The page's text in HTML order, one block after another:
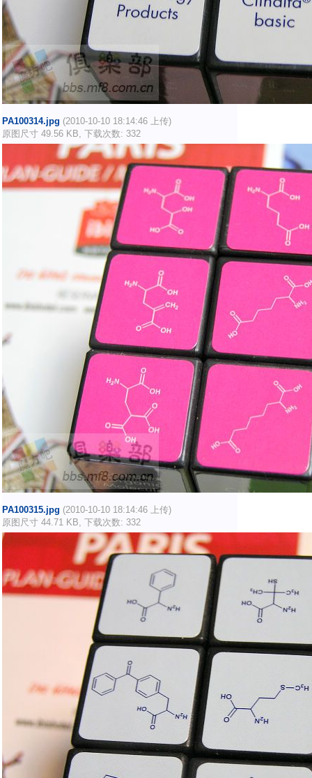
PA100314.jpg (2010-10-10 18:14:46 上传)
原图尺寸 49.56 KB, 下载次数: 332
PA100315.jpg (2010-10-10 18:14:46 上传)
原图尺寸 44.71 KB, 下载次数: 332